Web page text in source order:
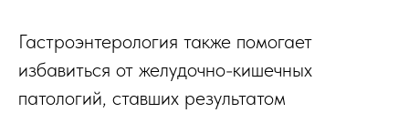
Гастроэнтерология также помогает
избавиться от желудочно-кишечных
патологий, ставших результатом